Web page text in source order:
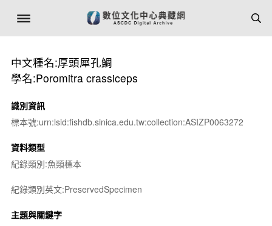
中文種名:厚頭犀孔鯛
學名:Poromitra crassiceps
識別資訊
標本號:urn:lsid:fishdb.sinica.edu.tw:collection:ASIZP0063272
資料類型
紀錄類別:魚類標本
紀錄類別英文:PreservedSpecimen
主題與關鍵字